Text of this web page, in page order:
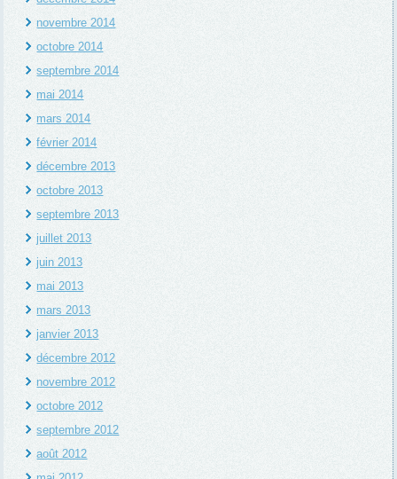
novembre 2014
octobre 2014
septembre 2014
mai 2014
mars 2014
février 2014
décembre 2013
octobre 2013
septembre 2013
juillet 2013
juin 2013
mai 2013
mars 2013
janvier 2013
décembre 2012
novembre 2012
octobre 2012
septembre 2012
août 2012